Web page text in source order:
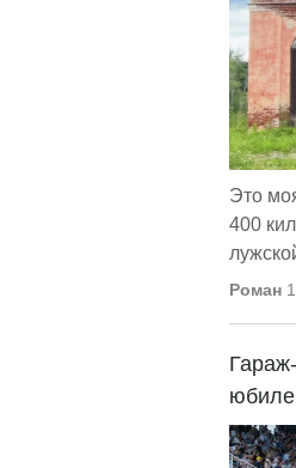
Это
400
Роман